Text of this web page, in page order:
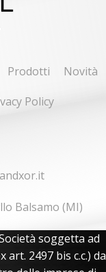
Prodotti
Novità
Policy
Balsamo (MI)
soggetta ad
2497 bis c.c.) da